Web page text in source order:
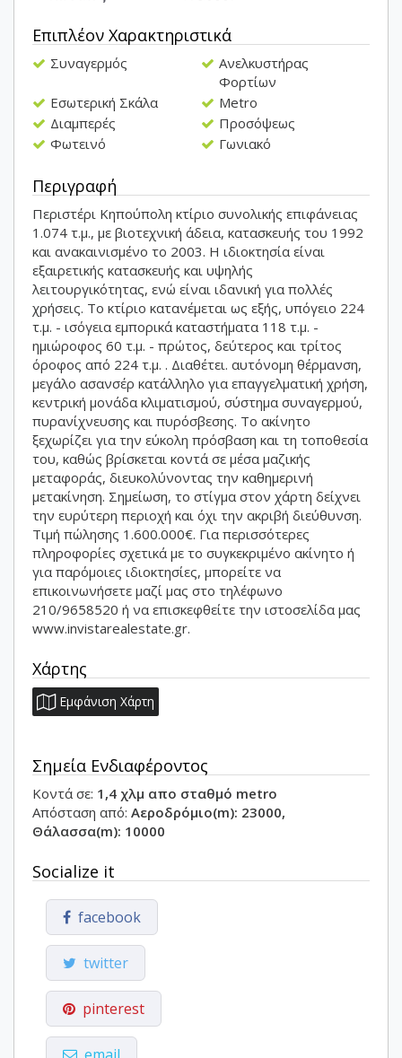
Επιπλέον Χαρακτηριστικά
Συναγερμός
Ανελκυστήρας
Φορτίων
Εσωτερική Σκάλα
Metro
Διαμπερές
Προσόψεως
Φωτεινό
Γωνιακό
Περιγραφή
Περιστέρι Κηπούπολη κτίριο συνολικής επιφάνειας
1.074 τ.μ., με βιοτεχνική άδεια, κατασκευής του 1992
και ανακαινισμένο το 2003. Η ιδιοκτησία είναι
εξαιρετικής κατασκευής και υψηλής
λειτουργικότητας, ενώ είναι ιδανική για πολλές
χρήσεις. Το κτίριο κατανέμεται ως εξής, υπόγειο 224
τ.μ. - ισόγεια εμπορικά καταστήματα 118 τ.μ. -
ημιώροφος 60 τ.μ. - πρώτος, δεύτερος και τρίτος
όροφος από 224 τ.μ. . Διαθέτει. αυτόνομη θέρμανση,
μεγάλο ασανσέρ κατάλληλο για επαγγελματική χρήση,
κεντρική μονάδα κλιματισμού, σύστημα συναγερμού,
πυρανίχνευσης και πυρόσβεσης. Το ακίνητο
ξεχωρίζει για την εύκολη πρόσβαση και τη τοποθεσία
του, καθώς βρίσκεται κοντά σε μέσα μαζικής
μεταφοράς, διευκολύνοντας την καθημερινή
μετακίνηση. Σημείωση, το στίγμα στον χάρτη δείχνει
την ευρύτερη περιοχή και όχι την ακριβή διεύθυνση.
Τιμή πώλησης 1.600.000€. Για περισσότερες
πληροφορίες σχετικά με το συγκεκριμένο ακίνητο ή
για παρόμοιες ιδιοκτησίες, μπορείτε να
επικοινωνήσετε μαζί μας στο τηλέφωνο
210/9658520 ή να επισκεφθείτε την ιστοσελίδα μας
www.invistarealestate.gr.
Χάρτης
Εμφάνιση Χάρτη
Σημεία Ενδιαφέροντος
Κοντά σε: 1,4 χλμ απο σταθμό metro
Απόσταση από: Αεροδρόμιο(m): 23000,
Θάλασσα(m): 10000
Socialize it
facebook
twitter
pinterest